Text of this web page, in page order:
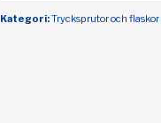
Kategori:Trycksprutor och flaskor